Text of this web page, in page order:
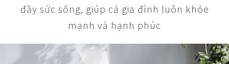
đầy sức sống, giúp cả gia đình luôn khỏe
mạnh và hạnh phúc